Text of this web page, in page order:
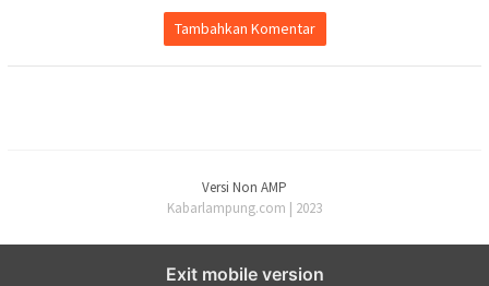
Tambahkan Komentar
Versi Non AMP
Kabarlampung.com | 2023
Exit mobile version